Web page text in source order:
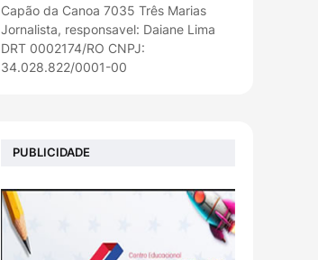
Capão da Canoa 7035 Três Marias
Jornalista, responsavel: Daiane Lima
DRT 0002174/RO CNPJ:
34.028.822/0001-00
PUBLICIDADE